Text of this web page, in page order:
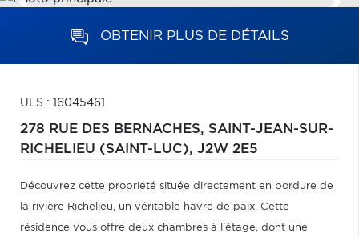
OBTENIR PLUS DE DÉTAILS
ULS : 16045461
278 RUE DES BERNACHES, SAINT-JEAN-SUR-
RICHELIEU (SAINT-LUC), J2W 2E5
Découvrez cette propriété située directement en bordure de
la rivière Richelieu, un véritable havre de paix. Cette
résidence vous offre deux chambres à l'étage, dont une